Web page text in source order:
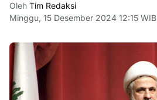
Oleh Tim Redaksi
Minggu, 15 Desember 2024 12:15 WIB